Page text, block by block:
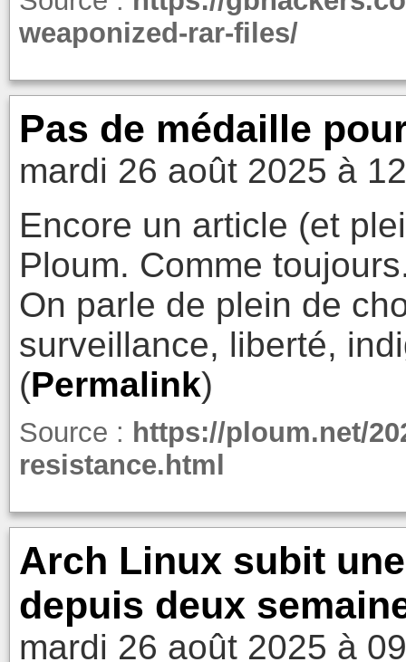
weaponized-rar-files/
Pas de médaille
mardi 26 août 2025 à
Encore un article (et
Ploum. Comme
On parle de plein de
surveillance, liberté,
(Permalink)
Source : https://ploum.net/
resistance.html
Arch Linux subit
depuis deux
mardi 26 août 2025 à